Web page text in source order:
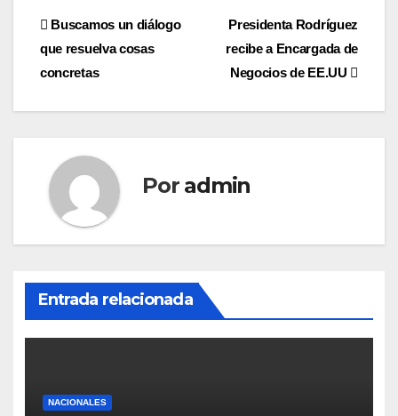
Navegación
de
entradas
Presidenta Rodríguez
recibe a Encargada de
Negocios de EE.UU
Buscamos un diálogo
que resuelva cosas
concretas
Por admin
Entrada relacionada
NACIONALES